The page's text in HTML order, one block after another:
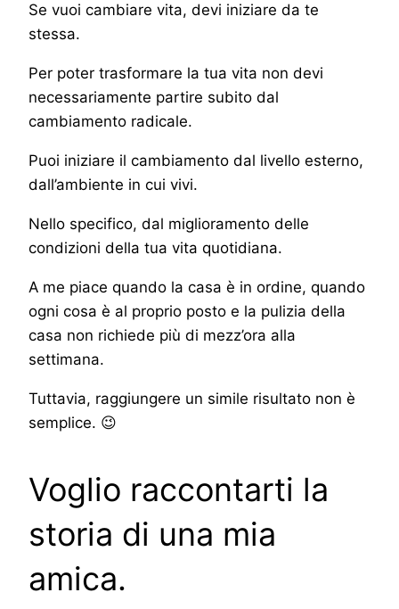
Se vuoi cambiare vita, devi iniziare da te
stessa.
Per poter trasformare la tua vita non devi
necessariamente partire subito dal
cambiamento radicale.
Puoi iniziare il cambiamento dal livello esterno,
dall’ambiente in cui vivi.
Nello specifico, dal miglioramento delle
condizioni della tua vita quotidiana.
A me piace quando la casa è in ordine, quando
ogni cosa è al proprio posto e la pulizia della
casa non richiede più di mezz’ora alla
settimana.
Tuttavia, raggiungere un simile risultato non è
semplice. 😉
Voglio raccontarti la
storia di una mia
amica.